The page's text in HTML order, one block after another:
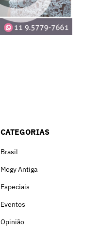
CATEGORIAS
Brasil
Mogy Antiga
Especiais
Eventos
Opinião